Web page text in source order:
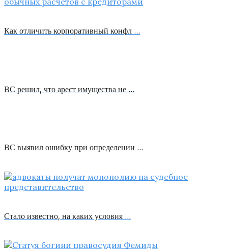
Как отличить корпоративный конфл …
ВС решил, что арест имущества не …
ВС выявил ошибку при определении …
Стало известно, на каких условия …